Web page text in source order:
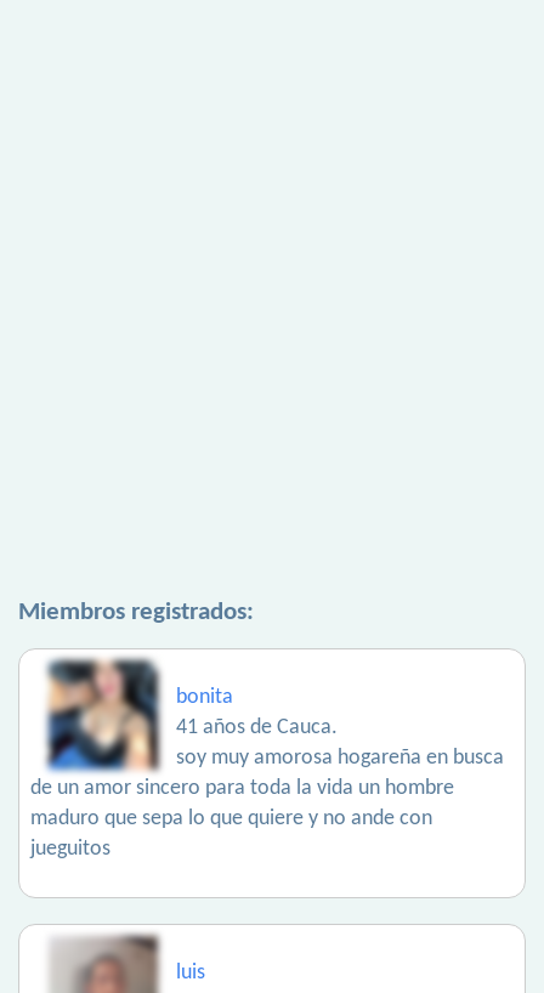
Miembros registrados:
bonita
41 años de Cauca.
soy muy amorosa hogareña en busca
de un amor sincero para toda la vida un hombre
maduro que sepa lo que quiere y no ande con
jueguitos
luis